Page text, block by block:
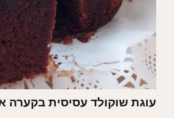
עוגת שוקולד עסיסית בקערה